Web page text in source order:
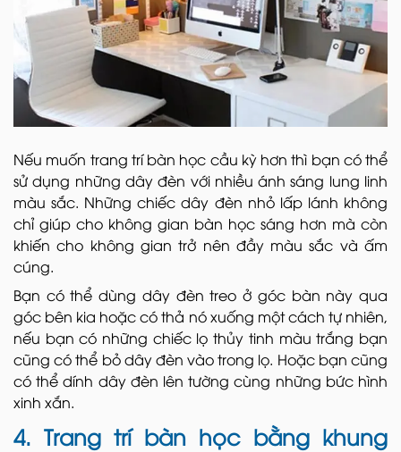
Nếu muốn trang trí bàn học cầu kỳ hơn thì bạn có thể
sử dụng những dây đèn với nhiều ánh sáng lung linh
màu sắc. Những chiếc dây đèn nhỏ lấp lánh không
chỉ giúp cho không gian bàn học sáng hơn mà còn
khiến cho không gian trở nên đầy màu sắc và ấm
cúng.
Bạn có thể dùng dây đèn treo ở góc bàn này qua
góc bên kia hoặc có thả nó xuống một cách tự nhiên,
nếu bạn có những chiếc lọ thủy tinh màu trắng bạn
cũng có thể bỏ dây đèn vào trong lọ. Hoặc bạn cũng
có thể dính dây đèn lên tường cùng những bức hình
xinh xắn.
4. Trang trí bàn học bằng khung